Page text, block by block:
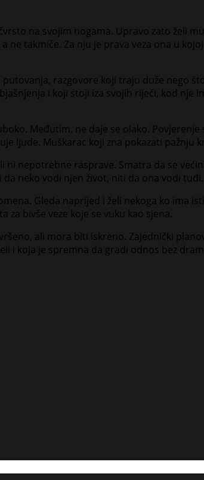
na svojim nogama. Upravo zato želi
takmiče. Za nju je prava veza ona u
razgovore koji traju duže nego
i koji stoji iza svojih riječi, kod nje
Međutim, ne daje se olako.
ljude. Muškarac koji zna pokazati pažnju
ni nepotrebne rasprave. Smatra da se
neko vodi njen život, niti da ona vodi tuđi.
Gleda naprijed i želi nekoga ko ima
bivše veze koje se vuku kao sjena.
ali mora biti iskreno. Zajednički
i koja je spremna da gradi odnos bez